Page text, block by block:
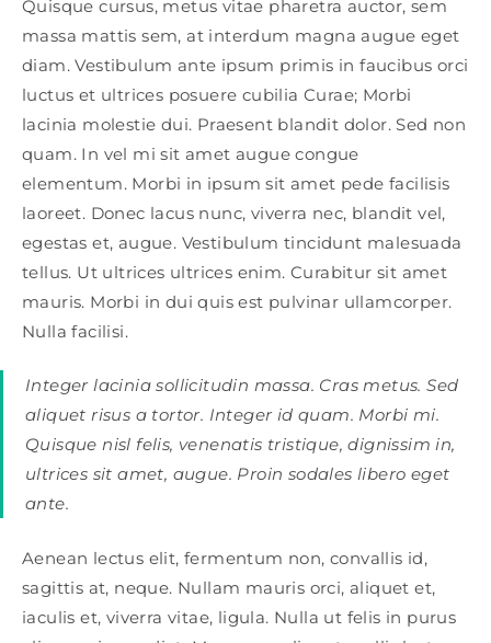
Quisque cursus, metus vitae pharetra auctor, sem
massa mattis sem, at interdum magna augue eget
diam. Vestibulum ante ipsum primis in faucibus orci
luctus et ultrices posuere cubilia Curae; Morbi
lacinia molestie dui. Praesent blandit dolor. Sed non
quam. In vel mi sit amet augue congue
elementum. Morbi in ipsum sit amet pede facilisis
laoreet. Donec lacus nunc, viverra nec, blandit vel,
egestas et, augue. Vestibulum tincidunt malesuada
tellus. Ut ultrices ultrices enim. Curabitur sit amet
mauris. Morbi in dui quis est pulvinar ullamcorper.
Nulla facilisi.
Integer lacinia sollicitudin massa. Cras metus. Sed
aliquet risus a tortor. Integer id quam. Morbi mi.
Quisque nisl felis, venenatis tristique, dignissim in,
ultrices sit amet, augue. Proin sodales libero eget
ante.
Aenean lectus elit, fermentum non, convallis id,
sagittis at, neque. Nullam mauris orci, aliquet et,
iaculis et, viverra vitae, ligula. Nulla ut felis in purus